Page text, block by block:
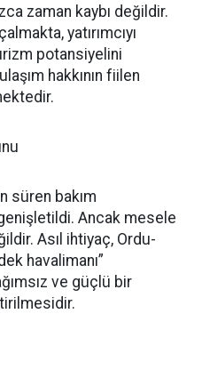
zaman kaybı değildir.
yatırımcıyı
potansiyelini
hakkının fiilen
süren bakım
Ancak mesele
Asıl ihtiyaç, Ordu-
havalimanı”
ve güçlü bir